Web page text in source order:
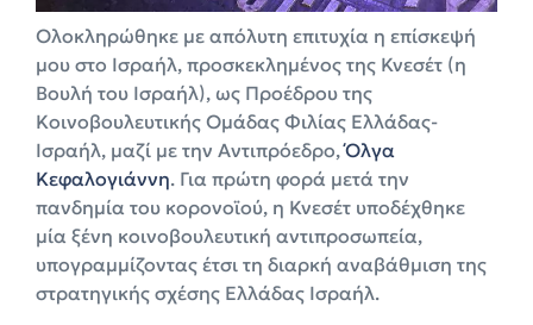
Ολοκληρώθηκε με απόλυτη επιτυχία η επίσκεψή
μου στο Ισραήλ, προσκεκλημένος της Κνεσέτ (η
Βουλή του Ισραήλ), ως Προέδρου της
Κοινοβουλευτικής Ομάδας Φιλίας Ελλάδας-
Ισραήλ, μαζί με την Αντιπρόεδρο,Όλγα
Κεφαλογιάννη. Για πρώτη φορά μετά την
πανδημία του κορονοϊού, η Κνεσέτ υποδέχθηκε
μία ξένη κοινοβουλευτική αντιπροσωπεία,
υπογραμμίζοντας έτσι τη διαρκή αναβάθμιση της
στρατηγικής σχέσης Ελλάδας Ισραήλ.